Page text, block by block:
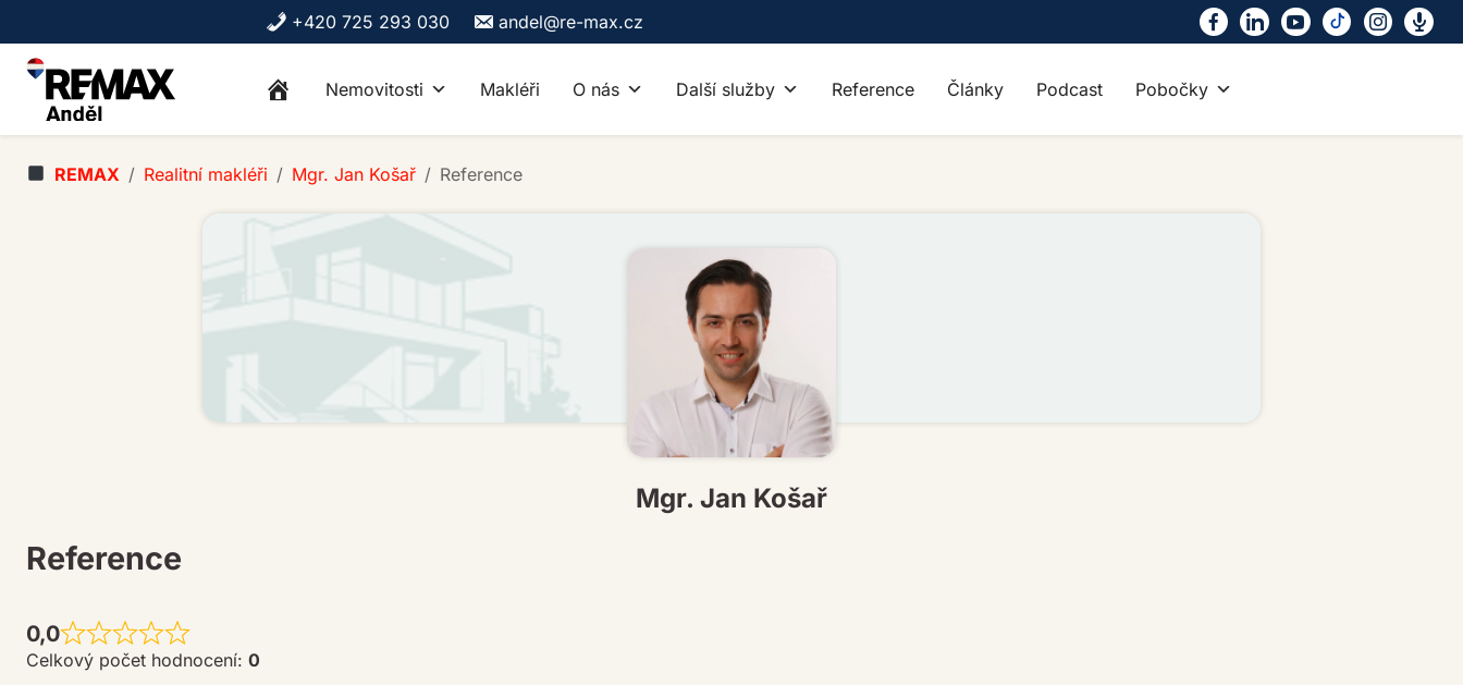
+420 725 293 030 andel@re-max.cz
Nemovitosti Makléři O nás Další služby Reference Články Podcast Pobočky
REMAX Realitní makléři Mgr. Jan Košař Reference
Mgr. Jan Košař
Reference
0,0
R
a
Celkový počet hodnocení: 0